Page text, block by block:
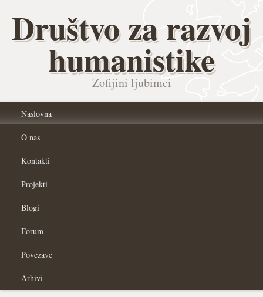
Društvo za razvoj
humanistike
Zofijini ljubimci
Naslovna
O nas
Kontakti
Projekti
Blogi
Forum
Povezave
Arhivi